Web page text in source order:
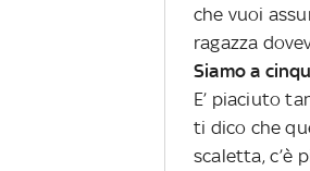
che vuoi
ragazza
Siamo a
E’ piaciuto
ti dico che
scaletta, c’è